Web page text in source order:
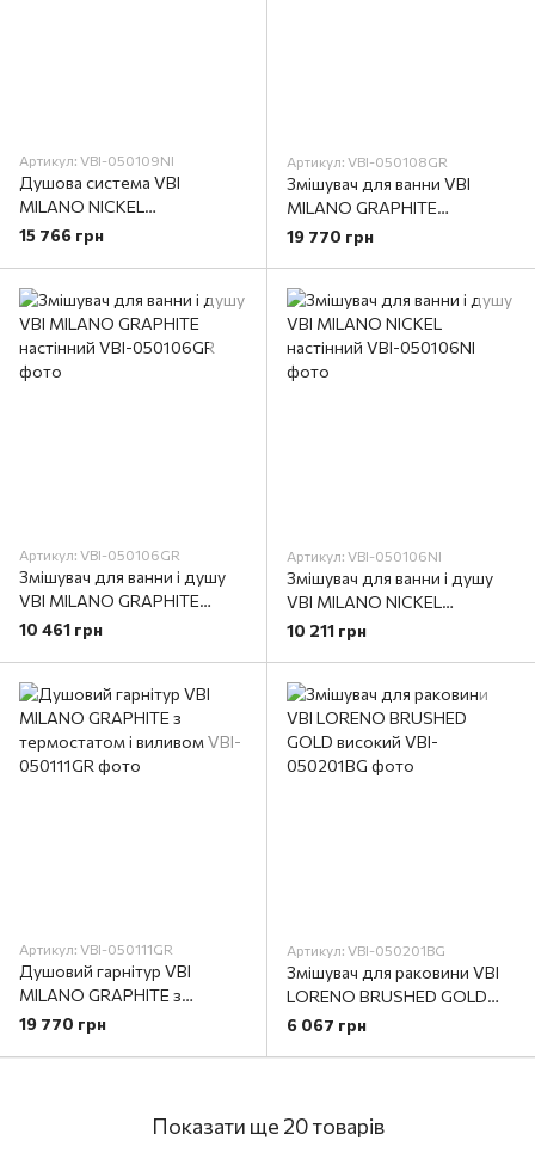
Артикул: VBI-050109NI
Душова система VBI
MILANO NICKEL
прихованого монтажу
15 766 грн
Артикул: VBI-050108GR
Змішувач для ванни VBI
MILANO GRAPHITE
підлоговий
19 770 грн
Артикул: VBI-050106GR
Змішувач для ванни і душу
VBI MILANO GRAPHITE
настінний
10 461 грн
Артикул: VBI-050106NI
Змішувач для ванни і душу
VBI MILANO NICKEL
настінний
10 211 грн
Артикул: VBI-050111GR
Душовий гарнітур VBI
MILANO GRAPHITE з
термостатом і виливом
19 770 грн
Артикул: VBI-050201BG
Змішувач для раковини VBI
LORENO BRUSHED GOLD
високий
6 067 грн
Показати ще 20 товарів